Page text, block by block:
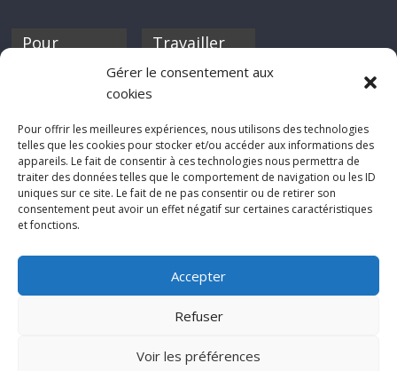
Gérer le consentement aux
cookies
Pour offrir les meilleures expériences, nous utilisons des technologies
telles que les cookies pour stocker et/ou accéder aux informations des
appareils. Le fait de consentir à ces technologies nous permettra de
traiter des données telles que le comportement de navigation ou les ID
uniques sur ce site. Le fait de ne pas consentir ou de retirer son
consentement peut avoir un effet négatif sur certaines caractéristiques
et fonctions.
Accepter
Refuser
Voir les préférences
Pour
discothèque
Travailler
Si tu souhaites
Rocknfool, n'hésite
pas à nous envoyer
tes chroniques de
concerts, de films,
séries ou des billets
d'humeur :
net